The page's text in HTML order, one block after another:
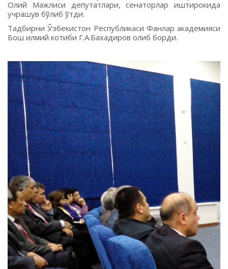
Олий Мажлиси депутатлари, сенаторлар иштирокида
учрашув бўлиб ўтди.
Тадбирни Ўзбекистон Республикаси Фанлар академияси
Бош илмий котиби Г.А.Бахадиров олиб борди.